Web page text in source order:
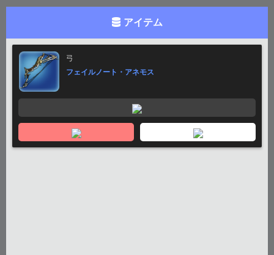
アイテム
弓
フェイルノート・アネモス